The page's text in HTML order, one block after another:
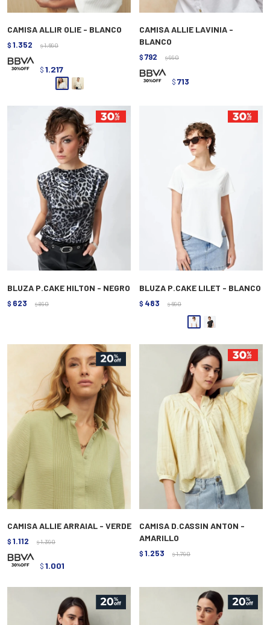
CAMISA ALLIR OLIE - BLANCO
$ 1.352 $ 1.690
$ 1.217
CAMISA ALLIE LAVINIA -
BLANCO
$ 792 $ 990
$ 713
BLUZA P.CAKE HILTON - NEGRO
$ 623 $ 890
BLUZA P.CAKE LILET - BLANCO
$ 483 $ 690
CAMISA ALLIE ARRAIAL - VERDE
$ 1.112 $ 1.390
$ 1.001
CAMISA D.CASSIN ANTON -
AMARILLO
$ 1.253 $ 1.790